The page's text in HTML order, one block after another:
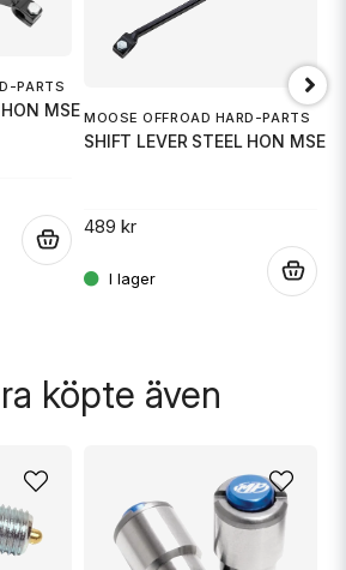
Skicka fråga
PARTS
MSE MOOSE OFFROAD HARD-PARTS
SHIFT LEVER STEEL HON MSE
489 kr
köpte även